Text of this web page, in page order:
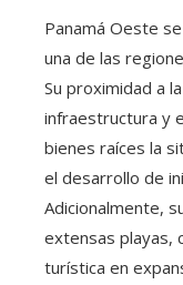
Panamá Oeste
una de las
Su proximidad a
infraestructura y
bienes raíces la
el desarrollo de
Adicionalmente,
extensas playas,
turística en